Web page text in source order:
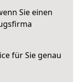
Sie einen
für Sie genau